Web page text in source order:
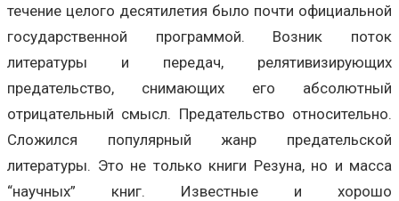
течение целого десятилетия было почти официальной
государственной программой. Возник поток
литературы и передач, релятивизирующих
предательство, снимающих его абсолютный
отрицательный смысл. Предательство относительно.
Сложился популярный жанр предательской
литературы. Это не только книги Резуна, но и масса
“научных” книг. Известные и хорошо